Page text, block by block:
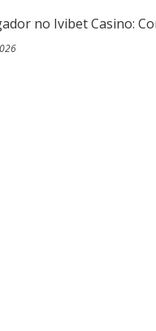
no Ivibet Casino: